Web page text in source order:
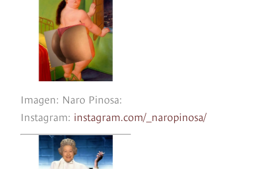
Imagen: Naro Pinosa:
Instagram: instagram.com/_naropinosa/